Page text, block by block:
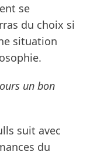
se
du choix si
situation
un bon
suit avec
du